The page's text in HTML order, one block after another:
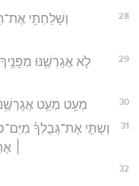
28
וְשָׁלַחְתִּ֥י
29
לֹ֧א אֲגָרְשֶׁ֛נּוּ
30 מְעַ֥ט מְעַ֛ט
31
וְשַׁתִּ֣י אֶת־גְּבֻלְךָ֗
׀
32